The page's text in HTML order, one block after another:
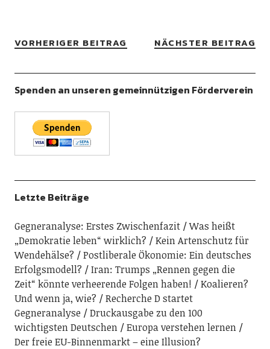
VORHERIGER BEITRAG NÄCHSTER BEITRAG
Spenden an unseren gemeinnützigen Förderverein
Letzte Beiträge
Gegneranalyse: Erstes Zwischenfazit
Was heißt
„Demokratie leben“ wirklich?
Kein Artenschutz für
Wendehälse?
Postliberale Ökonomie: Ein deutsches
Erfolgsmodell?
Iran: Trumps „Rennen gegen die
Zeit“ könnte verheerende Folgen haben!
Koalieren?
Und wenn ja, wie?
Recherche D startet
Gegneranalyse
Druckausgabe zu den 100
wichtigsten Deutschen
Europa verstehen lernen
Der freie EU-Binnenmarkt – eine Illusion?